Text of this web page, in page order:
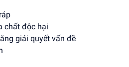
chất độc hại
giải quyết vấn đề